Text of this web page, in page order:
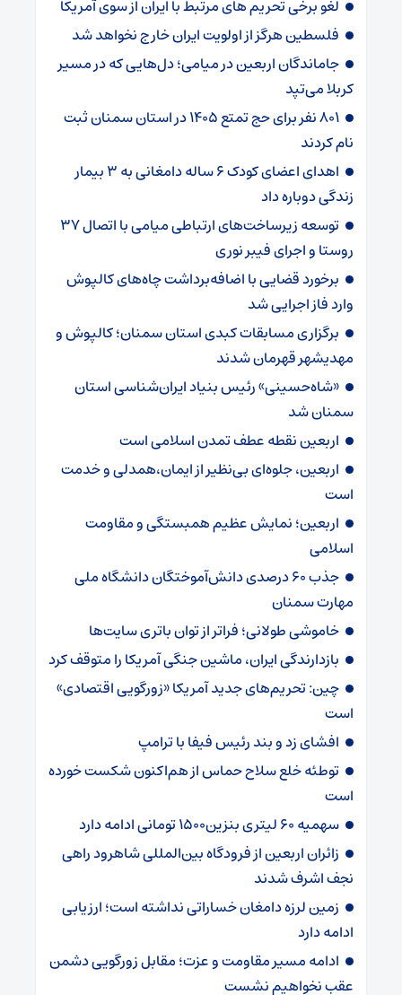
لغو برخی تحریم های مرتبط با ایران از سوی آمریکا
فلسطین هرگز از اولویت ایران خارج نخواهد شد
جاماندگان اربعین در میامی؛ دل‌هایی که در مسیر
کربلا می‌تپد
۸۰۱ نفر برای حج تمتع ۱۴۰۵ در استان سمنان ثبت
نام کردند
اهدای اعضای کودک ۶ ساله دامغانی به ۳ بیمار
زندگی دوباره داد
توسعه زیرساخت‌های ارتباطی میامی با اتصال ۳۷
روستا و اجرای فیبر نوری
برخورد قضایی با اضافه‌برداشت چاه‌های کالپوش
وارد فاز اجرایی شد
برگزاری مسابقات کبدی استان سمنان؛ کالپوش و
مهدیشهر قهرمان شدند
«شاه‌حسینی» رئیس بنیاد ایران‌شناسی استان
سمنان شد
اربعین نقطه عطف تمدن اسلامی است
اربعین، جلوه‌ای بی‌نظیر از ایمان،همدلی و خدمت
است
اربعین؛ نمایش عظیم همبستگی و مقاومت
اسلامی
جذب ۶۰ درصدی دانش‌آموختگان دانشگاه ملی
مهارت سمنان
خاموشی طولانی؛ فراتر از توان باتری سایت‌ها
بازدارندگی ایران، ماشین جنگی آمریکا را متوقف کرد
چین: تحریم‌های جدید آمریکا «زورگویی اقتصادی»
است
افشای زد و بند رئیس فیفا با ترامپ
توطئه خلع سلاح حماس از هم‌اکنون شکست خورده
است
سهمیه ۶۰ لیتری بنزین۱۵۰۰ تومانی ادامه دارد
زائران اربعین از فرودگاه بین‌المللی شاهرود راهی
نجف اشرف شدند
زمین لرزه دامغان خساراتی نداشته است؛ ارزیابی
ادامه دارد
ادامه مسیر مقاومت و عزت؛ مقابل زورگویی دشمن
عقب نخواهیم نشست